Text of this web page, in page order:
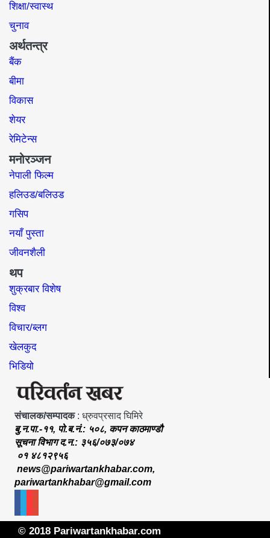
शिक्षा/स्वास्थ
चुनाव
अर्थतन्त्र
बैंक
बीमा
विकास
शेयर
रेमिटेन्स
मनोरञ्जन
नेपाली फिल्म
हलिउड/बलिउड
गसिप
नयाँ पुस्ता
जीवनशैली
थप
शुक्रबार विशेष
विश्व
विचार/ब्लग
खेलकुद
भिडियो
संचालक/सम्पादक: ध्रुवप्रसाद घिमिरे
बु.न.पा.-११, पो.ब.नं.: ५०८, कपन काठमाण्डौ
सूचना विभाग द.न.: ३५६/०७३/०७४
०१ ४८१२९५६
news@pariwartankhabar.com,
pariwartankhabar@gmail.com
© 2018 Pariwartankhabar.com